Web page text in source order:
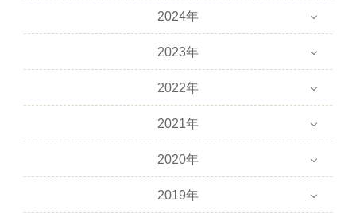
2024年
2023年
2022年
2021年
2020年
2019年